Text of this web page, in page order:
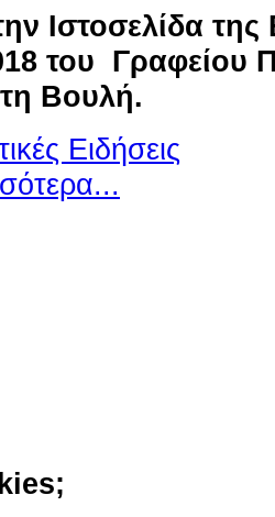
Ιστοσελίδα
του Γραφείου
Βουλή.
Ειδήσεις